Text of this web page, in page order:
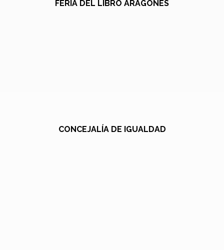
FERIA DEL LIBRO ARAGONÉS
CONCEJALÍA DE IGUALDAD